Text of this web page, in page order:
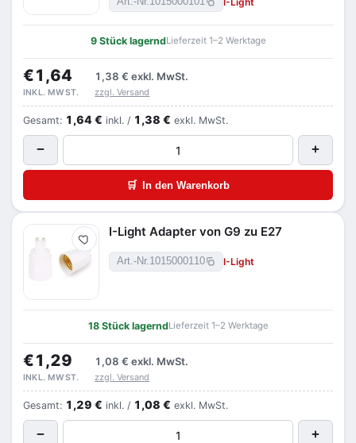
9 Stück lagerndLieferzeit 1–2 Werktage
€1,64 1,38 € exkl. MwSt.
INKL. MWST. zzgl. Versand
Gesamt: 1,64 € inkl. / 1,38 € exkl. MwSt.
− +
🛒 In den Warenkorb
Merken
I-Light Adapter von G9 zu E27
Art.-Nr.1015000110 I-Light
18 Stück lagerndLieferzeit 1–2 Werktage
€1,29 1,08 € exkl. MwSt.
INKL. MWST. zzgl. Versand
Gesamt: 1,29 € inkl. / 1,08 € exkl. MwSt.
− +